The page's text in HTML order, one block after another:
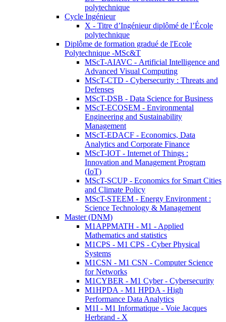
polytechnique
Cycle Ingénieur
X - Titre d’Ingénieur diplômé de l’École
polytechnique
Diplôme de formation gradué de l'Ecole
Polytechnique -MSc&T
MScT-AIAVC - Artificial Intelligence and
Advanced Visual Computing
MScT-CTD - Cybersecurity : Threats and
Defenses
MScT-DSB - Data Science for Business
MScT-ECOSEM - Environmental
Engineering and Sustainability
Management
MScT-EDACF - Economics, Data
Analytics and Corporate Finance
MScT-IOT - Internet of Things :
Innovation and Management Program
(IoT)
MScT-SCUP - Economics for Smart Cities
and Climate Policy
MScT-STEEM - Energy Environment :
Science Technology & Management
Master (DNM)
M1APPMATH - M1 - Applied
Mathematics and statistics
M1CPS - M1 CPS - Cyber Physical
Systems
M1CSN - M1 CSN - Computer Science
for Networks
M1CYBER - M1 Cyber - Cybersecurity
M1HPDA - M1 HPDA - High
Performance Data Analytics
M1I - M1 Informatique - Voie Jacques
Herbrand - X